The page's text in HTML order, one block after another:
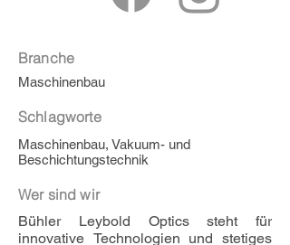
Branche
Maschinenbau
Schlagworte
Maschinenbau, Vakuum- und
Beschichtungstechnik
Wer sind wir
Bühler Leybold Optics steht für
innovative Technologien und stetiges